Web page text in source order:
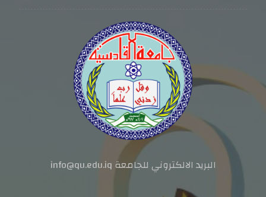
البريد الالكتروني للجامعة info@qu.edu.iq